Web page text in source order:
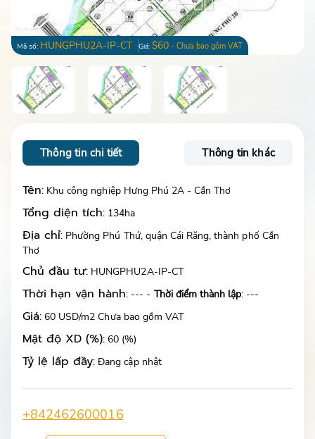
Mã số: HUNGPHU2A-IP-CT Giá: $60 - Chưa bao gồm VAT
Thông tin chi tiết Thông tin khác
Tên: Khu công nghiệp Hưng Phú 2A - Cần Thơ
Tổng diện tích: 134ha
Địa chỉ: Phường Phú Thứ, quận Cái Răng, thành phố Cần
Thơ
Chủ đầu tư: HUNGPHU2A-IP-CT
Thời hạn vận hành: --- - Thời điểm thành lập: ---
Giá: 60 USD/m2 Chưa bao gồm VAT
Mật độ XD (%): 60 (%)
Tỷ lệ lấp đầy: Đang cập nhật
+842462600016